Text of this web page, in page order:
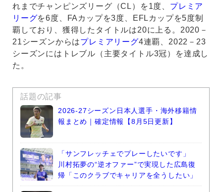
れまでチャンピンズリーグ（CL）を1度、 プレミア
リーグを6度、FAカップを3度、EFLカップを5度制
覇しており、獲得したタイトルは20に上る。2020－
21シーズンからはプレミアリーグ4連覇、2022－23
シーズンにはトレブル（主要タイトル3冠）を達成し
た。
話題の記事
2026-27シーズン日本人選手・海外移籍情
報まとめ｜確定情報【8月5日更新】
「サンフレッチェでプレーしたいです」
川村拓夢の“逆オファー”で実現した広島復
帰「このクラブでキャリアを全うしたい」